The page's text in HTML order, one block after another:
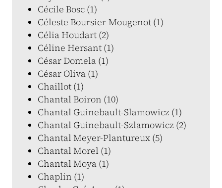
Cécile Bosc (1)
Céleste Boursier-Mougenot (1)
Célia Houdart (2)
Céline Hersant (1)
César Domela (1)
César Oliva (1)
Chaillot (1)
Chantal Boiron (10)
Chantal Guinebault-Slamowicz (1)
Chantal Guinebault-Szlamowicz (2)
Chantal Meyer-Plantureux (5)
Chantal Morel (1)
Chantal Moya (1)
Chaplin (1)